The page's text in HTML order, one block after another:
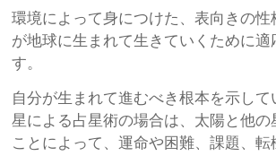
環境によって身につけた、表向きの性
が地球に生まれて生きていくために適
す。
自分が生まれて進むべき根本を示し
星による占星術の場合は、太陽と他の
ことによって、運命や困難、課題、転